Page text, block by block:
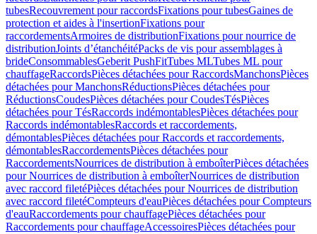
tubesRecouvrement pour raccordsFixations pour tubesGaines de
protection et aides à l'insertionFixations pour
raccordementsArmoires de distributionFixations pour nourrice de
distributionJoints d’étanchéitéPacks de vis pour assemblages à
brideConsommablesGeberit PushFitTubes MLTubes ML pour
chauffageRaccordsPièces détachées pour RaccordsManchonsPièces
détachées pour ManchonsRéductionsPièces détachées pour
RéductionsCoudesPièces détachées pour CoudesTésPièces
détachées pour TésRaccords indémontablesPièces détachées pour
Raccords indémontablesRaccords et raccordements,
démontablesPièces détachées pour Raccords et raccordements,
démontablesRaccordementsPièces détachées pour
RaccordementsNourrices de distribution à emboîterPièces détachées
pour Nourrices de distribution à emboîterNourrices de distribution
avec raccord filetéPièces détachées pour Nourrices de distribution
avec raccord filetéCompteurs d'eauPièces détachées pour Compteurs
d'eauRaccordements pour chauffagePièces détachées pour
Raccordements pour chauffageAccessoiresPièces détachées pour